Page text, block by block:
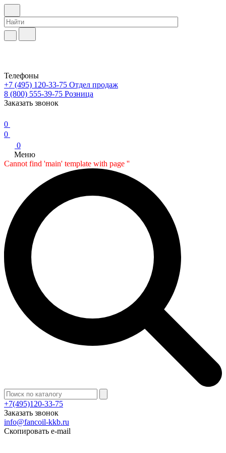
Телефоны
+7 (495) 120-33-75 Отдел продаж
8 (800) 555-39-75 Розница
Заказать звонок
0
0
0
Меню
Cannot find 'main' template with page ''
+7(495)120-33-75
Заказать звонок
info@fancoil-kkb.ru
Скопировать e-mail